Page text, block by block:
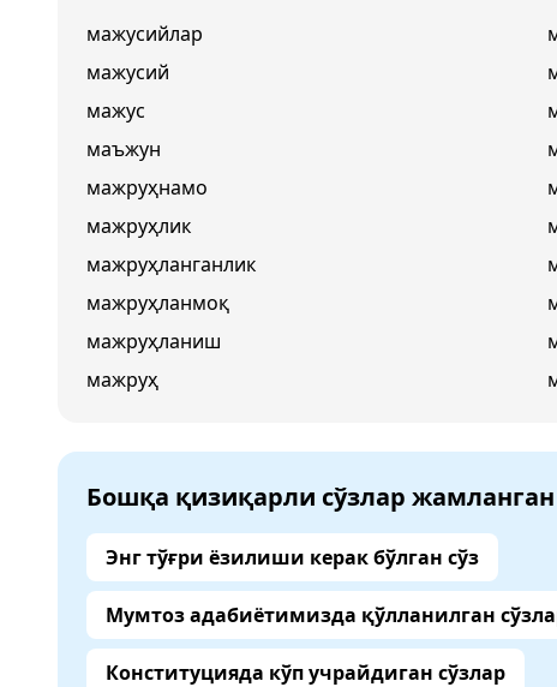
мажусийлар
мажусий
мажус
маъжун
мажруҳнамо
мажруҳлик
мажруҳланганлик
мажруҳланмоқ
мажруҳланиш
мажруҳ
Бошқа қизиқарли сўзлар
Энг тўғри ёзилиши керак бўлган сўз
Мумтоз адабиётимизда қўлланилган
Конституцияда кўп учрайдиган сўзлар